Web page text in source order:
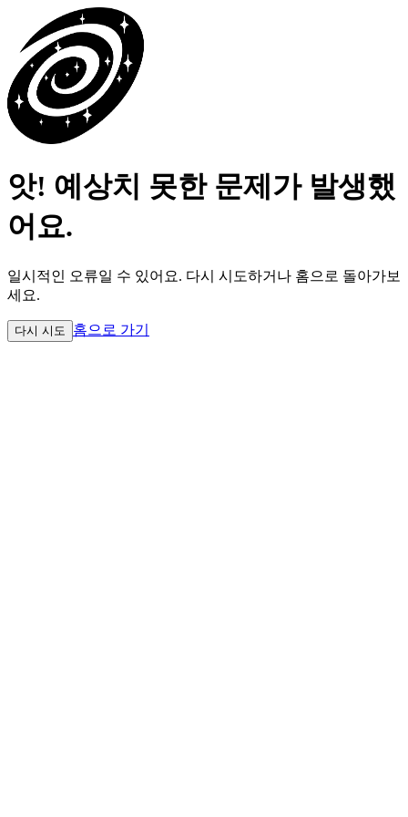
앗! 예상치 못한 문제가 발생했
어요.
일시적인 오류일 수 있어요. 다시 시도하거나 홈으로 돌아가보
세요.
다시 시도 홈으로 가기